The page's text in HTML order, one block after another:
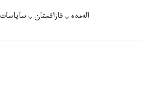
الەمدە قازاقستان ساياسات